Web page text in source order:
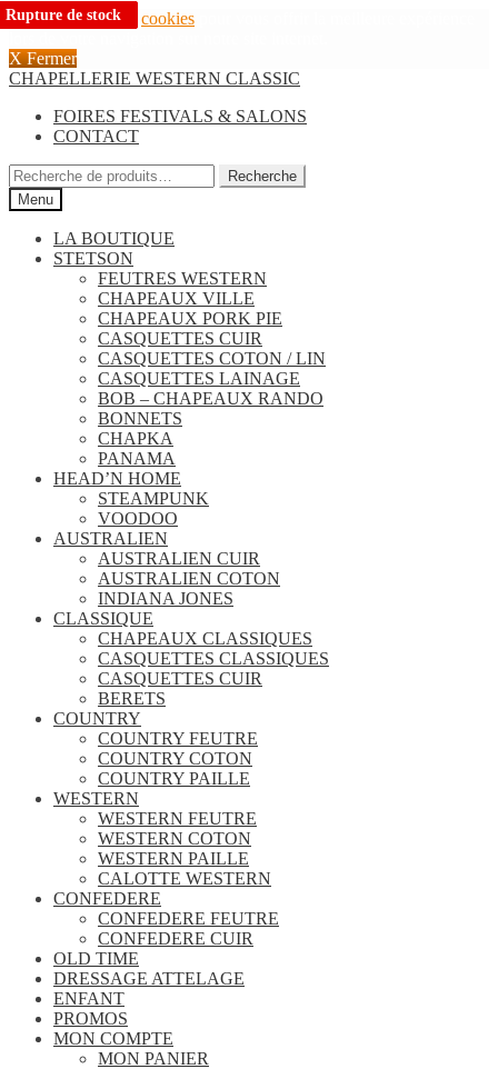
Nous utilisons des cookies
X Fermer
Aller
navigation
Aller
contenu
CHAPELLERIE WESTERN CLASSIC
FOIRES FESTIVALS & SALONS
CONTACT
Recherche
pour :
Recherche
Menu
LA BOUTIQUE
STETSON
FEUTRES WESTERN
CHAPEAUX VILLE
CHAPEAUX PORK PIE
CASQUETTES CUIR
CASQUETTES COTON / LIN
CASQUETTES LAINAGE
BOB – CHAPEAUX RANDO
BONNETS
CHAPKA
PANAMA
HEAD’N HOME
STEAMPUNK
VOODOO
AUSTRALIEN
AUSTRALIEN CUIR
AUSTRALIEN COTON
INDIANA JONES
CLASSIQUE
CHAPEAUX CLASSIQUES
CASQUETTES CLASSIQUES
CASQUETTES CUIR
BERETS
COUNTRY
COUNTRY FEUTRE
COUNTRY COTON
COUNTRY PAILLE
WESTERN
WESTERN FEUTRE
WESTERN COTON
WESTERN PAILLE
CALOTTE WESTERN
CONFEDERE
CONFEDERE FEUTRE
CONFEDERE CUIR
OLD TIME
DRESSAGE ATTELAGE
ENFANT
PROMOS
MON COMPTE
MON PANIER
Rupture de stock
Rupture de stock
Rupture de stock